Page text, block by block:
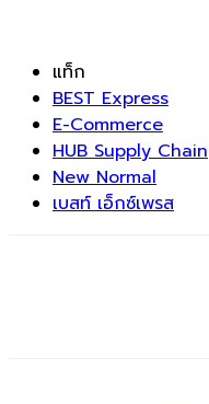
แท็ก
BEST Express
E-Commerce
HUB Supply Chain
New Normal
เบสท์ เอ็กซ์เพรส